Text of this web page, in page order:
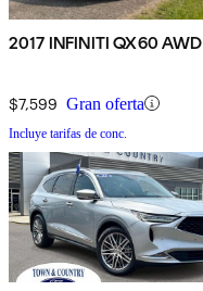
2017 INFINITI QX60 AWD
$7,599 Gran oferta
Incluye tarifas de conc.